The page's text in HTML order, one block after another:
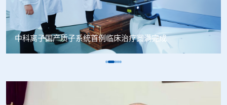
韩国忠清北道上半年农水产品放射性检测结果达标